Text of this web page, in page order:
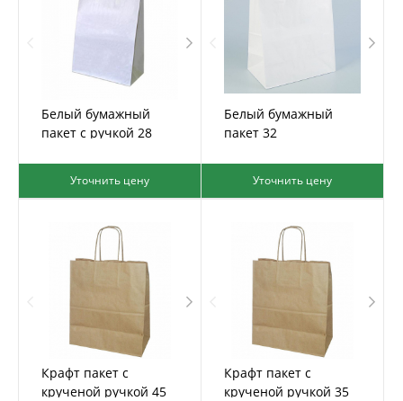
Белый бумажный
пакет с ручкой 28
Уточнить цену
Белый бумажный
пакет 32
Уточнить цену
Крафт пакет с
крученой ручкой 45
Крафт пакет с
крученой ручкой 35